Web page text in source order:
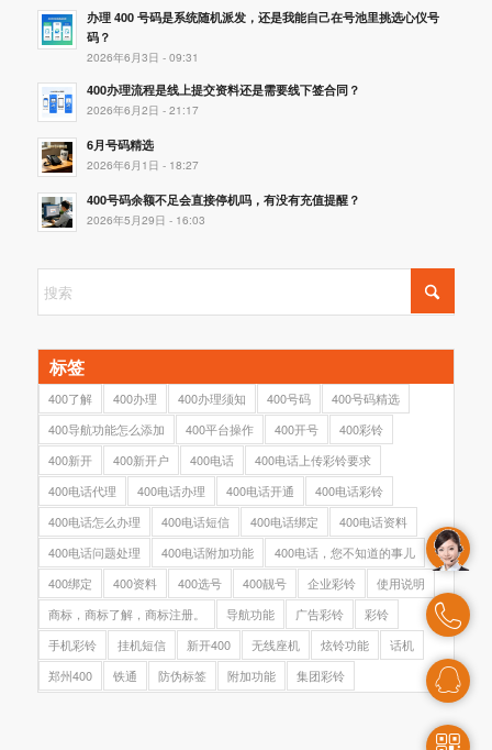
办理 400 号码是系统随机派发，还是我能自己在号池里挑选心仪号
码？
2026年6月3日 - 09:31
400办理流程是线上提交资料还是需要线下签合同？
2026年6月2日 - 21:17
6月号码精选
2026年6月1日 - 18:27
400号码余额不足会直接停机吗，有没有充值提醒？
2026年5月29日 - 16:03
标签
400了解 400办理 400办理须知 400号码
400号码精选
400导航功能怎么添加
400平台操作 400开号
400彩铃
400新开
400新开户 400电话
400电话上传彩铃要求
400电话代理
400电话办理 400电话开通
400电话彩铃
400电话怎么办理
400电话短信 400电话绑定
400电话资料
400电话问题处理
400电话附加功能
400电话，您不知道的事儿
400绑定
400资料 400选号 400靓号 企业彩铃
使用说明
商标，商标了解，商标注册。
导航功能 广告彩铃
彩铃
手机彩铃
挂机短信 新开400 无线座机 炫铃功能
话机
郑州400
铁通 防伪标签 附加功能 集团彩铃